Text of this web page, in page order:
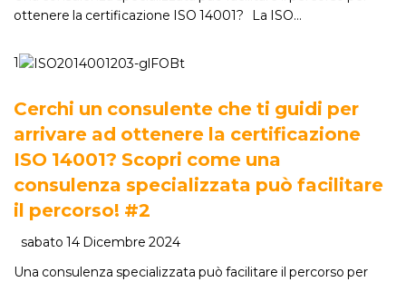
ottenere la certificazione ISO 14001? La ISO…
1
Cerchi un consulente che ti guidi per
arrivare ad ottenere la certificazione
ISO 14001? Scopri come una
consulenza specializzata può facilitare
il percorso! #2
sabato 14 Dicembre 2024
Una consulenza specializzata può facilitare il percorso per